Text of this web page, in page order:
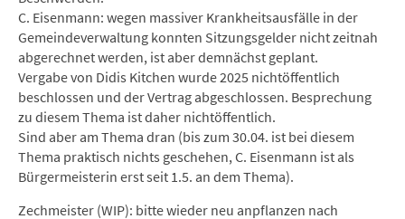
C. Eisenmann: wegen massiver Krankheitsausfälle in der
Gemeindeverwaltung konnten Sitzungsgelder nicht zeitnah
abgerechnet werden, ist aber demnächst geplant.
Vergabe von Didis Kitchen wurde 2025 nichtöffentlich
beschlossen und der Vertrag abgeschlossen. Besprechung
zu diesem Thema ist daher nichtöffentlich.
Sind aber am Thema dran (bis zum 30.04. ist bei diesem
Thema praktisch nichts geschehen, C. Eisenmann ist als
Bürgermeisterin erst seit 1.5. an dem Thema).
Zechmeister (WIP): bitte wieder neu anpflanzen nach